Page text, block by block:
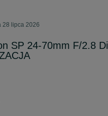
28 lipca 2026
SP 24-70mm F/2.8 Di